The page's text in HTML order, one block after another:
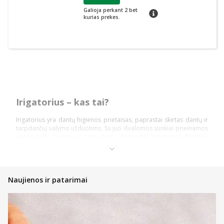
Galioja perkant 2 bet
kurias prekes.
patarimas
Irigatorius – kas tai?
Irigatorius yra dantų higienos prietaisas, paprastai skirtas dantų ir
tarpdančių valymo užduotims. Su juo išvalomos sunkiai prieinamos
dantims bei burnos ertmei reikia daugiau priežiūros. Irigatorius
pasirenkamas tam, kad pašalintų maisto daleles, apnašas ir
šiukšles, kurias gali būti sunku pasiekti tradiciniais šepetėliais ar net
dantų siūlais. Visi odontologai rekomenduoja ir pataria naudoti
tarpdančių siūlą. Tačiau ne visiems patogu ar patinka šis
sprendimas.
Naujienos ir patarimai